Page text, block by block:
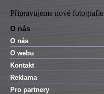
Připravujeme nové fotografie
O nás
O nás
O webu
Kontakt
Reklama
Pro partnery